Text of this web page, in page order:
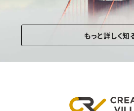
もっと詳しく知